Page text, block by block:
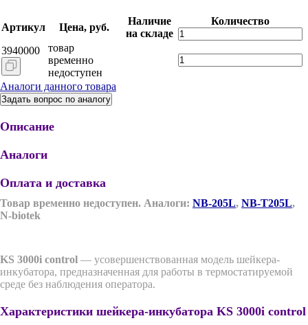
Артикул Цена, руб.
Наличие
на складе
Количество
3940000
товар
временно
недоступен
Аналоги данного товара
Задать вопрос по аналогу
Описание
Аналоги
Оплата и доставка
Товар временно недоступен. Аналоги: NB-205L, NB-T205L,
N-biotek
KS 3000i control — усовершенствованная модель шейкера-
инкубатора, предназначенная для работы в термостатируемой
среде без наблюдения оператора.
Характеристики шейкера-инкубатора KS 3000i control